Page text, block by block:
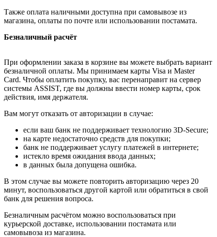
Также оплата наличными доступна при самовывозе из
магазина, оплаты по почте или использовании постамата.
Безналичный расчёт
При оформлении заказа в корзине вы можете выбрать вариант
безналичной оплаты. Мы принимаем карты Visa и Master
Card. Чтобы оплатить покупку, вас перенаправит на сервер
системы ASSIST, где вы должны ввести номер карты, срок
действия, имя держателя.
Вам могут отказать от авторизации в случае:
если ваш банк не поддерживает технологию 3D-Secure;
на карте недостаточно средств для покупки;
банк не поддерживает услугу платежей в интернете;
истекло время ожидания ввода данных;
в данных была допущена ошибка.
В этом случае вы можете повторить авторизацию через 20
минут, воспользоваться другой картой или обратиться в свой
банк для решения вопроса.
Безналичным расчётом можно воспользоваться при
курьерской доставке, использовании постамата или
самовывоза из магазина.